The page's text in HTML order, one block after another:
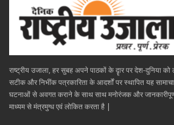
राष्ट्रीय उजाला, हर सुबह अपने पाठकों के दॄार पर देश-दुनिया को
सटीक और निभींक पत्रकारिता के आदर्शों पर स्थापित यह
घटनाओं से अवगत कराने के साथ साथ मनोरंजक और
माध्यम से मंत्रमुग्ध एवं लोकित करता है |